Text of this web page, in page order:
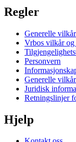
Regler
Generelle
Vrbos vilkår og
Personvern
Generelle
Juridisk
Retningslinjer
Hjelp